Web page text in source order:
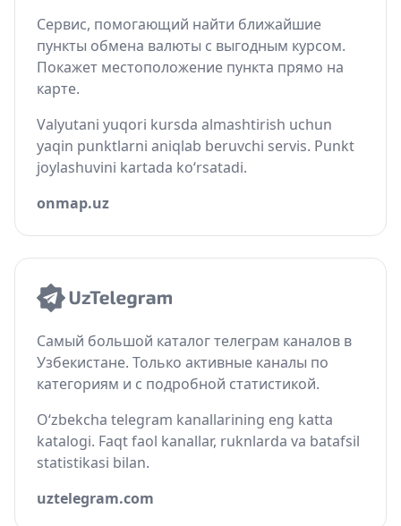
Сервис, помогающий найти ближайшие
пункты обмена валюты с выгодным курсом.
Покажет местоположение пункта прямо на
карте.
Valyutani yuqori kursda almashtirish uchun
yaqin punktlarni aniqlab beruvchi servis. Punkt
joylashuvini kartada ko‘rsatadi.
onmap.uz
Самый большой каталог телеграм каналов в
Узбекистане. Только активные каналы по
категориям и с подробной статистикой.
O‘zbekcha telegram kanallarining eng katta
katalogi. Faqt faol kanallar, ruknlarda va batafsil
statistikasi bilan.
uztelegram.com